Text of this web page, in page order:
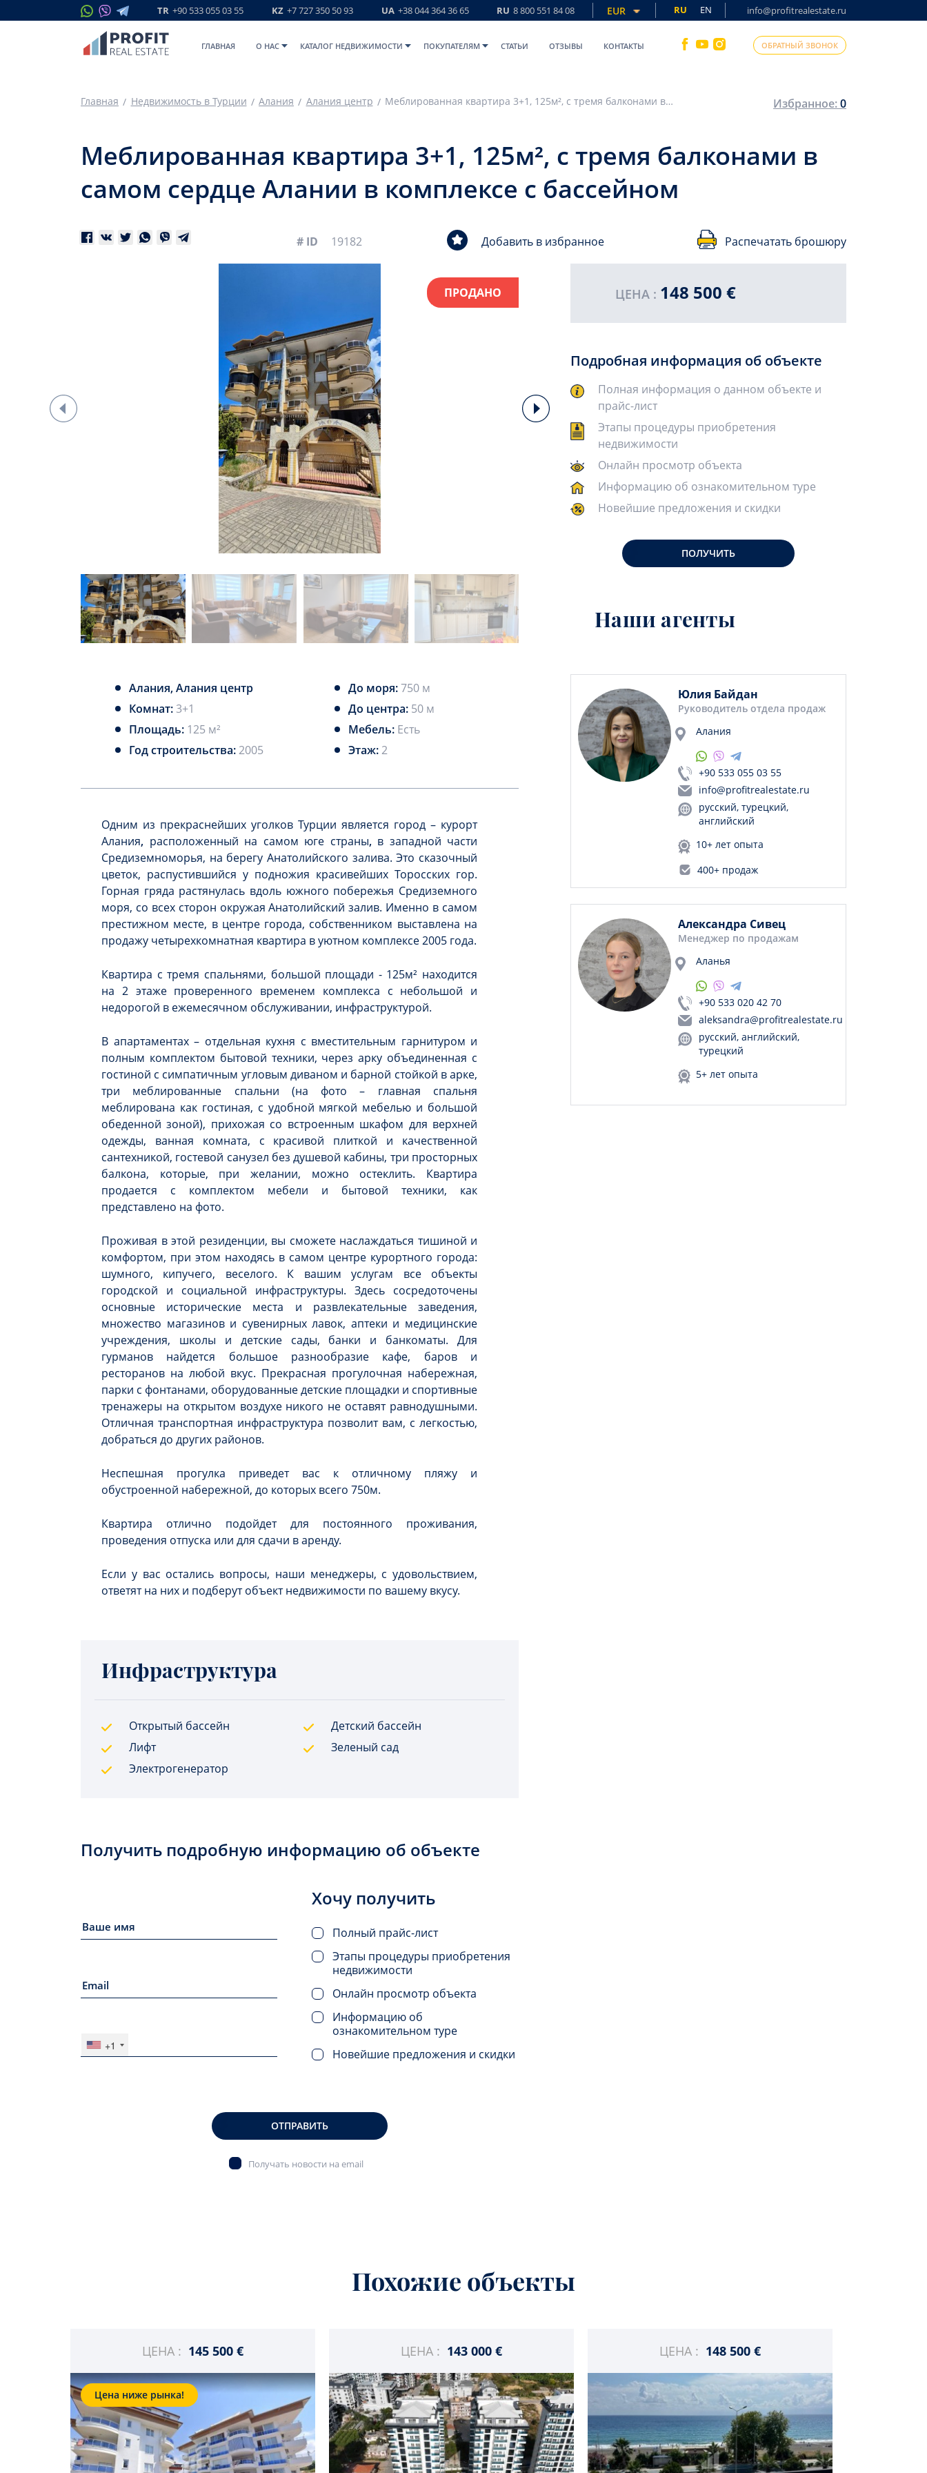
TR +90 533 055 03 55 KZ +7 727 350 50 93 UA +38 044 364 36 65 RU 8 800 551 84 08 EUR RU EN info@profitrealestate.ru
ГЛАВНАЯ O НАС КАТАЛОГ НЕДВИЖИМОСТИ ПОКУПАТЕЛЯМ СТАТЬИ ОТЗЫВЫ КОНТАКТЫ ОБРАТНЫЙ ЗВОНОК
Главная Недвижимость в Турции Алания Алания центр Меблированная квартира 3+1, 125м², с тремя балконами в самом сердце Алании в комплексе с бассейном Избранное:0
Меблированная квартира 3+1, 125м², с тремя балконами в
самом сердце Алании в комплексе с бассейном
# ID 19182 Добавить в избранное Распечатать брошюру
ПРОДАНО
Алания, Алания центр До моря:750 м
Комнат:3+1 До центра: 50 м
Площадь: 125 м² Мебель: Есть
Год строительства:2005 Этаж:2
Одним из прекраснейших уголков Турции является город – курорт
Алания, расположенный на самом юге страны, в западной части
Средиземноморья, на берегу Анатолийского залива. Это сказочный
цветок, распустившийся у подножия красивейших Торосских гор.
Горная гряда растянулась вдоль южного побережья Средиземного
моря, со всех сторон окружая Анатолийский залив. Именно в самом
престижном месте, в центре города, собственником выставлена на
продажу четырехкомнатная квартира в уютном комплексе 2005 года.
Квартира с тремя спальнями, большой площади - 125м² находится
на 2 этаже проверенного временем комплекса с небольшой и
недорогой в ежемесячном обслуживании, инфраструктурой.
В апартаментах – отдельная кухня с вместительным гарнитуром и
полным комплектом бытовой техники, через арку объединенная с
гостиной с симпатичным угловым диваном и барной стойкой в арке,
три меблированные спальни (на фото – главная спальня
меблирована как гостиная, с удобной мягкой мебелью и большой
обеденной зоной), прихожая со встроенным шкафом для верхней
одежды, ванная комната, с красивой плиткой и качественной
сантехникой, гостевой санузел без душевой кабины, три просторных
балкона, которые, при желании, можно остеклить. Квартира
продается с комплектом мебели и бытовой техники, как
представлено на фото.
Проживая в этой резиденции, вы сможете наслаждаться тишиной и
комфортом, при этом находясь в самом центре курортного города:
шумного, кипучего, веселого. К вашим услугам все объекты
городской и социальной инфраструктуры. Здесь сосредоточены
основные исторические места и развлекательные заведения,
множество магазинов и сувенирных лавок, аптеки и медицинские
учреждения, школы и детские сады, банки и банкоматы. Для
гурманов найдется большое разнообразие кафе, баров и
ресторанов на любой вкус. Прекрасная прогулочная набережная,
парки с фонтанами, оборудованные детские площадки и спортивные
тренажеры на открытом воздухе никого не оставят равнодушными.
Отличная транспортная инфраструктура позволит вам, с легкостью,
добраться до других районов.
Неспешная прогулка приведет вас к отличному пляжу и
обустроенной набережной, до которых всего 750м.
Квартира отлично подойдет для постоянного проживания,
проведения отпуска или для сдачи в аренду.
Если у вас остались вопросы, наши менеджеры, с удовольствием,
ответят на них и подберут объект недвижимости по вашему вкусу.
Инфраструктура
Открытый бассейн
Детский бассейн
Лифт
Зеленый сад
Электрогенератор
Получить подробную информацию об объекте
+1
Хочу получить
Полный прайс-лист
Этапы процедуры приобретения
недвижимости
Онлайн просмотр объекта
Информацию об
ознакомительном туре
Новейшие предложения и скидки
ОТПРАВИТЬ
Получать новости на email
ЦЕНА : 148 500 €
Подробная информация об объекте
Полная информация о данном объекте и
прайс-лист
Этапы процедуры приобретения
недвижимости
Онлайн просмотр объекта
Информацию об ознакомительном туре
Новейшие предложения и скидки
ПОЛУЧИТЬ
Наши агенты
Юлия Байдан
Руководитель отдела продаж
Алания
+90 533 055 03 55
info@profitrealestate.ru
русский, турецкий,
английский
10+ лет опыта
400+ продаж
Александра Сивец
Менеджер по продажам
Аланья
+90 533 020 42 70
aleksandra@profitrealestate.ru
русский, английский,
турецкий
5+ лет опыта
Похожие объекты
ЦЕНА : 145 500 €
Цена ниже рынка!
ЦЕНА : 143 000 € ЦЕНА : 148 500 €